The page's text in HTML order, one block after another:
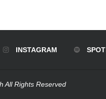
INSTAGRAM
All Rights Reserved